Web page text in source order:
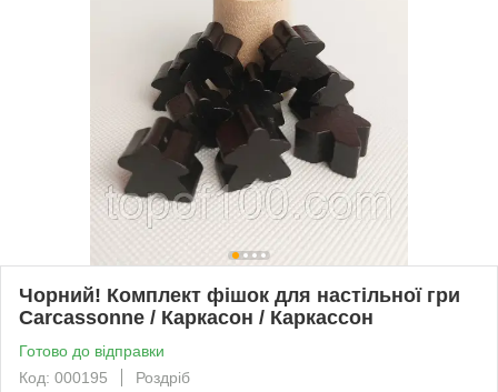
Чорний! Комплект фішок для настільної гри
Carcassonne / Каркасон / Каркассон
Готово до відправки
Код: 000195
Роздріб